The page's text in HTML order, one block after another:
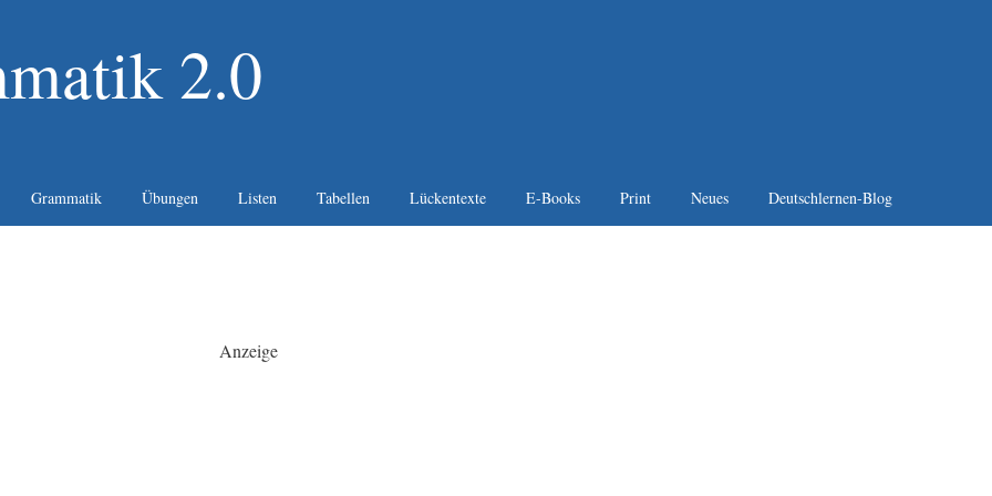
2.0
Grammatik Übungen Listen Tabellen Lückentexte E-Books Print Neues Deutschlernen-Blog
Anzeige